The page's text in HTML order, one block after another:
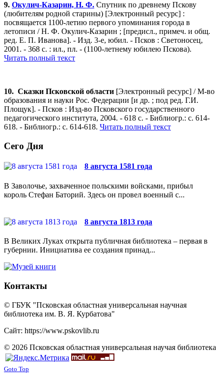
9. Окулич-Казарин, Н. Ф. Спутник по древнему Пскову
(любителям родной старины) [Электронный ресурс] :
посвящается 1100-летию первого упоминания города в
летописи / Н. Ф. Окулич-Казарин ; [предисл., примеч. и общ.
ред. Е. П. Иванова]. - Изд. 3-е, юбил. - Псков : Светоносец,
2001. - 368 с. : ил., пл. - (1100-летнему юбилею Пскова).
Читать полный текст
10. Сказки Псковской области [Электронный ресурс] / М-во
образования и науки Рос. Федерации [и др. ; под ред. Г.И.
Площук]. - Псков : Изд-во Псковского государственного
педагогического института, 2004. - 618 с. - Библиогр.: с. 614-
618. - Библиогр.: с. 614-618. Читать полный текст
Сего Дня
8 августа 1581 года
В Заволочье, захваченное польскими войсками, прибыл
король Стефан Баторий. Здесь он провел военный с...
8 августа 1813 года
В Великих Луках открыта публичная библиотека – первая в
губернии. Инициатива ее создания принад...
Контакты
© ГБУК "Псковская областная универсальная научная
библиотека им. В. Я. Курбатова"
Сайт: https://www.pskovlib.ru
© 2026 Псковская областная универсальная научая библиотека
Goto Top